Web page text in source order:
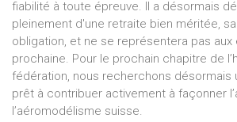
fiabilité à toute épreuve. Il a désormais
pleinement d'une retraite bien méritée,
obligation, et ne se représentera pas aux
prochaine. Pour le prochain chapitre de
fédération, nous recherchons désormais
prêt à contribuer activement à façonner
l’aéromodélisme suisse.